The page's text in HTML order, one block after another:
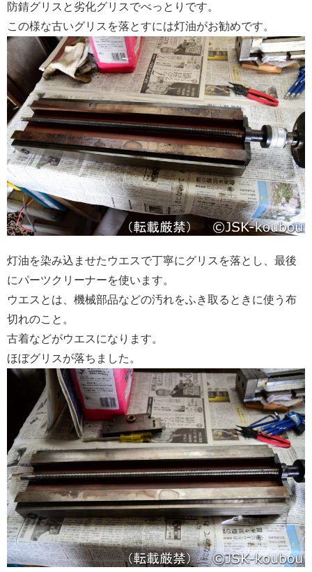
防錆グリスと劣化グリスでべっとりです。
この様な古いグリスを落とすには灯油がお勧めです。
灯油を染み込ませたウエスで丁寧にグリスを落とし、最後
にパーツクリーナーを使います。
ウエスとは、機械部品などの汚れをふき取るときに使う布
切れのこと。
古着などがウエスになります。
ほぼグリスが落ちました。